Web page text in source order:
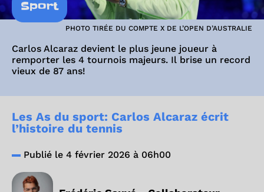
Sport
PHOTO TIRÉE DU COMPTE X DE L’OPEN D’AUSTRALIE
Carlos Alcaraz devient le plus jeune joueur à
remporter les 4 tournois majeurs. Il brise un record
vieux de 87 ans!
Les As du sport: Carlos Alcaraz écrit
l’histoire du tennis
Publié le 4 février 2026 à 06h00